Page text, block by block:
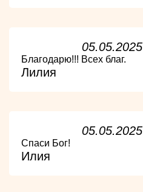
05.05.2025
Благодарю!!! Всех благ.
Лилия
05.05.2025
Спаси Бог!
Илия